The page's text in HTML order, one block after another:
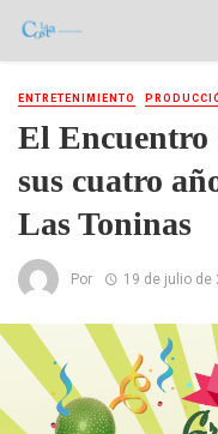
ENTRETENIMIENTO
El Encuentro
sus cuatro
Las Toninas
Por 19 de julio de